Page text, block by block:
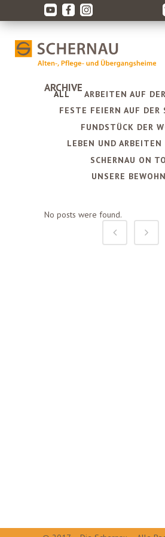
ARCHIVE
ALL
ARBEITEN AUF
FESTE FEIERN AUF DER
FUNDSTÜCK DER
LEBEN UND ARBEITEN
SCHERNAU ON
UNSERE
No posts were found.